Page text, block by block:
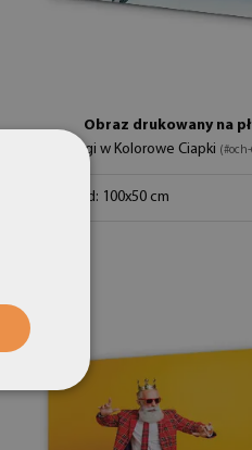
Obraz drukowany na
Nogi w Kolorowe Ciapki
rozmiar od: 100x50 cm